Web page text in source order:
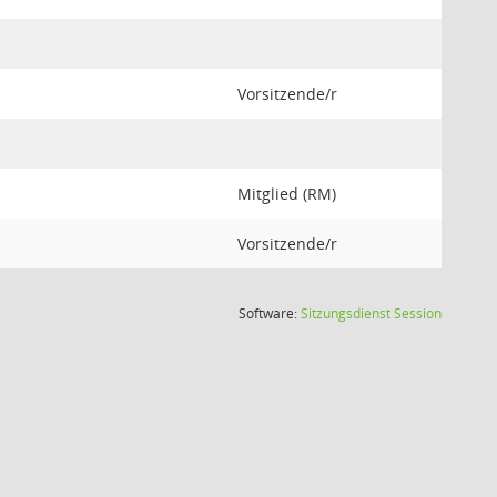
Vorsitzende/r
Mitglied (RM)
Vorsitzende/r
Software:SitzungsdienstSession(Wird in